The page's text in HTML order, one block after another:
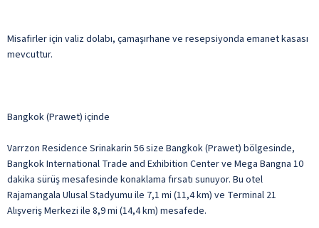
Misafirler için valiz dolabı, çamaşırhane ve resepsiyonda emanet kasası
mevcuttur.
Bangkok (Prawet) içinde
Varrzon Residence Srinakarin 56 size Bangkok (Prawet) bölgesinde,
Bangkok International Trade and Exhibition Center ve Mega Bangna 10
dakika sürüş mesafesinde konaklama fırsatı sunuyor. Bu otel
Rajamangala Ulusal Stadyumu ile 7,1 mi (11,4 km) ve Terminal 21
Alışveriş Merkezi ile 8,9 mi (14,4 km) mesafede.